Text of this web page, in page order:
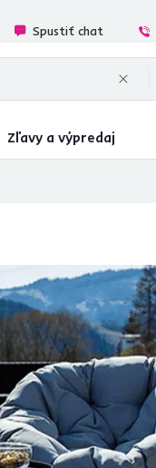
Spustiť chat
Zľavy a výpredaj